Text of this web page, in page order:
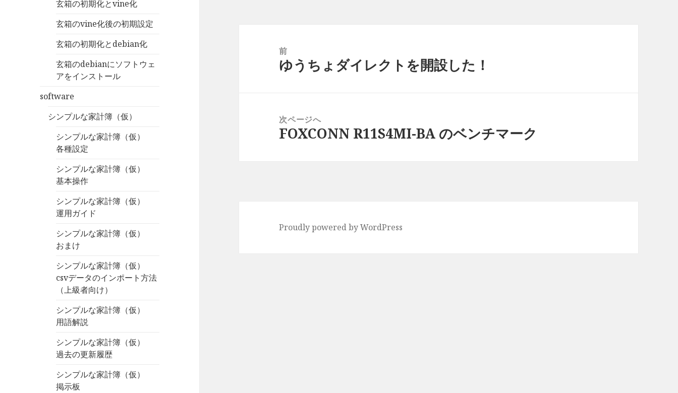
玄箱の初期化とvine化
玄箱のvine化後の初期設定
玄箱の初期化とdebian化
玄箱のdebianにソフトウェ
アをインストール
software
シンプルな家計簿（仮）
シンプルな家計簿（仮）
各種設定
シンプルな家計簿（仮）
基本操作
シンプルな家計簿（仮）
運用ガイド
シンプルな家計簿（仮）
おまけ
シンプルな家計簿（仮）
csvデータのインポート方法
（上級者向け）
シンプルな家計簿（仮）
用語解説
シンプルな家計簿（仮）
過去の更新履歴
シンプルな家計簿（仮）
掲示板
前
前
ゆうちょダイレクトを開設した！
次ページへ
次
FOXCONN R11S4MI-BA のベンチマーク
Proudly powered by WordPress